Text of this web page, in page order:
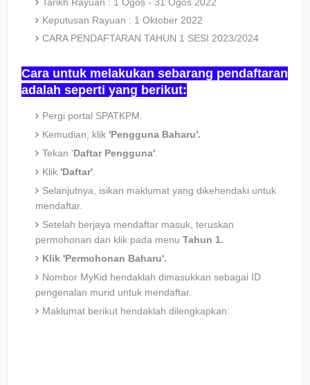
Keputusan Rayuan : 1 Oktober 2022
CARA PENDAFTARAN TAHUN 1 SESI 2023/2024
Cara untuk melakukan sebarang pendaftaran
adalah seperti yang berikut:
Pergi portal SPATKPM.
Kemudian, klik 'Pengguna Baharu'.
Tekan 'Daftar Pengguna'
Klik 'Daftar'
Selanjutnya, isikan maklumat yang dikehendaki untuk
mendaftar.
Setelah berjaya mendaftar masuk, teruskan
permohonan dan klik pada menu Tahun 1.
Klik 'Permohonan Baharu'.
Nombor MyKid hendaklah dimasukkan sebagai ID
pengenalan murid untuk mendaftar.
Maklumat berikut hendaklah dilengkapkan: